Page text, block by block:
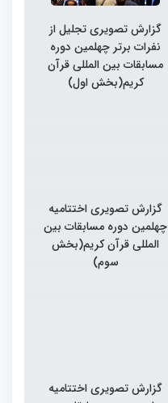
گزارش تصویری تجلیل از
نفرات برتر چهلمین دوره
مسابقات بین المللی قرآن
کریم(بخش اول)
گزارش تصویری اختتامیه
چهلمین دوره مسابقات بین
المللی قرآن کریم(بخش
سوم)
گزارش تصویری اختتامیه